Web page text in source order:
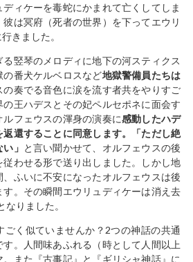
ィケーを毒蛇にかまれて亡くしてしま
は冥府（死者の世界）を下ってエウリ
きました。
竪琴のメロディに地下の河スティクス
番犬ケルベロスなど地獄警備員たちは
の奏でる音色に涙を流す者共をやりすご
の王ハデスとその妃ペルセポネに面会す
フェウスの渾身の演奏に感動したハデ
返還することに同意します。「ただし絶
」 と言い聞かせて、オルフェウスの後
わせる形で送り出しました。しかし地
、ふいに不安になったオルフェウスは後
。その瞬間エウリュディケーは消え去
りました。
ごく似ていませんか？2つの神話の共通
。人間味あふれる（時として人間以上
また『古事記』と『ギリシャ神話』に